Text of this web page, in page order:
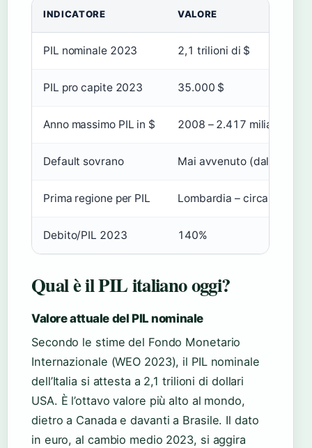
INDICATORE VALORE
PIL nominale 2023 2,1 trilioni di $
PIL pro capite 2023 35.000 $
Anno massimo PIL in $ 2008 – 2.417 miliardi
Default sovrano Mai avvenuto (dal 1861)
Prima regione per PIL Lombardia – circa 400
Debito/PIL 2023 140%
Qual è il PIL italiano oggi?
Valore attuale del PIL nominale
Secondo le stime del Fondo Monetario
Internazionale (WEO 2023), il PIL nominale
dell’Italia si attesta a 2,1 trilioni di dollari
USA. È l’ottavo valore più alto al mondo,
dietro a Canada e davanti a Brasile. Il dato
in euro, al cambio medio 2023, si aggira